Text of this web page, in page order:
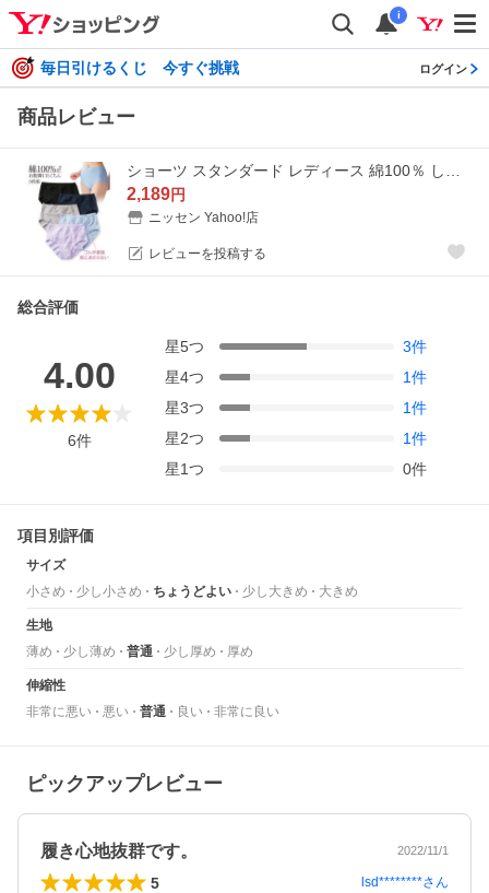
i
毎日引けるくじ 今すぐ挑戦 ログイン
商品レビュー
2,189円
ニッセン Yahoo!店
レビューを投稿する
総合評価
4.00
6件
星5つ 3件
星4つ 1件
星3つ 1件
星2つ 1件
星1つ 0件
項目別評価
サイズ
小さめ
少し小さめ ちょうどよい 少し大きめ 大きめ
生地
薄め
少し薄め 普通 少し厚め 厚め
伸縮性
非常に悪い
悪い 普通 良い 非常に良い
ピックアップレビュー
履き心地抜群です。 2022/11/1
5 lsd********さん